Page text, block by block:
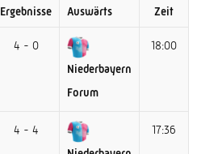
Ergebnisse Auswärts Zeit
4 - 0
Niederbayern
Forum
18:00
4 - 4
17:36